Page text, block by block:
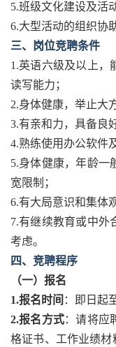
5.班级文化建设及活
6.大型活动的组织协
三、岗位竞聘条件
1.英语六级及以上，
读写能力；
2.身体健康，举止大
3.有亲和力，具备良
4.熟练使用办公软件
5.身体健康，年龄一
宽限制；
6.有大局意识和集体
7.有继续教育或中外
考虑。
四、竞聘程序
（一）报名
1.报名时间 ：即日起
2.报名方式：请将应
格证书、工作业绩材